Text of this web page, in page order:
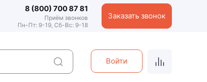
8 (800) 700 87 81
Приём звонков
Пн-Пт: 9-19, Сб-Вс: 9-18
Заказать звонок
Войти